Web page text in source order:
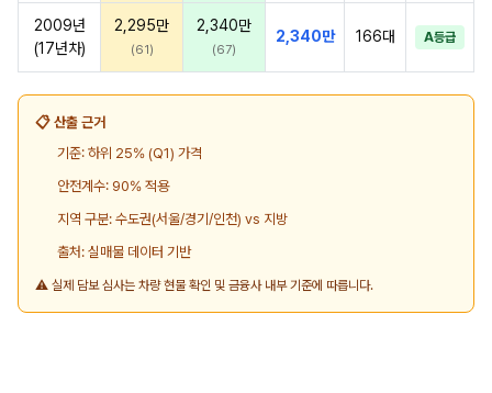
2009년
(17년차)
2,295만
(61)
2,340만
(67)
2,340만 166대 A등급
📋 산출 근거
기준: 하위 25% (Q1) 가격
안전계수: 90% 적용
지역 구분: 수도권(서울/경기/인천) vs 지방
출처: 실매물 데이터 기반
⚠️ 실제 담보 심사는 차량 현물 확인 및 금융사 내부 기준에 따릅니다.